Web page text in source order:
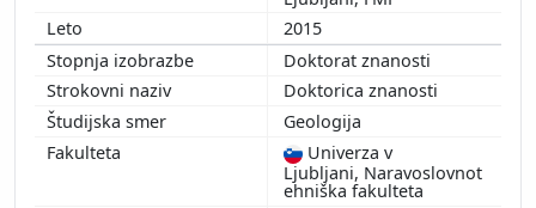
2015
Doktorat znanosti
Doktorica znanosti
Geologija
Univerza v
Ljubljani, Naravoslovnot
ehniška fakulteta